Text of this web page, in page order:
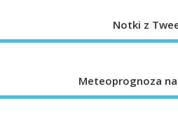
Notki z
Meteoprognoza